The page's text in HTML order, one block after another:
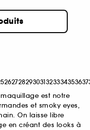
262728293031323334353637
est notre
et smoky eyes,
On laisse libre
en créant des looks à